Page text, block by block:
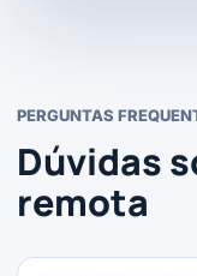
PERGUNTAS
Dúvidas
remota